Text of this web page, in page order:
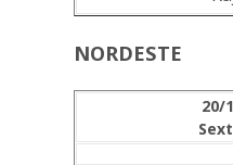
NORDESTE
20/